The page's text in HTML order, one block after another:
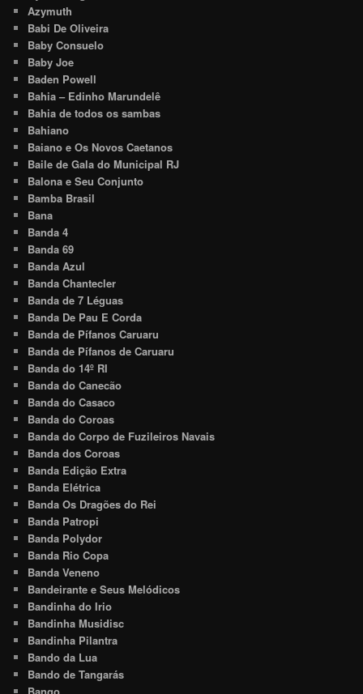
Azymuth
Babi De Oliveira
Baby Consuelo
Baby Joe
Baden Powell
Bahia – Edinho Marundelê
Bahia de todos os sambas
Bahiano
Baiano e Os Novos Caetanos
Baile de Gala do Municipal RJ
Balona e Seu Conjunto
Bamba Brasil
Bana
Banda 4
Banda 69
Banda Azul
Banda Chantecler
Banda de 7 Léguas
Banda De Pau E Corda
Banda de Pífanos Caruaru
Banda de Pífanos de Caruaru
Banda do 14º RI
Banda do Canecão
Banda do Casaco
Banda do Coroas
Banda do Corpo de Fuzileiros Navais
Banda dos Coroas
Banda Edição Extra
Banda Elétrica
Banda Os Dragões do Rei
Banda Patropi
Banda Polydor
Banda Rio Copa
Banda Veneno
Bandeirante e Seus Melódicos
Bandinha do Irio
Bandinha Musidisc
Bandinha Pilantra
Bando da Lua
Bando de Tangarás